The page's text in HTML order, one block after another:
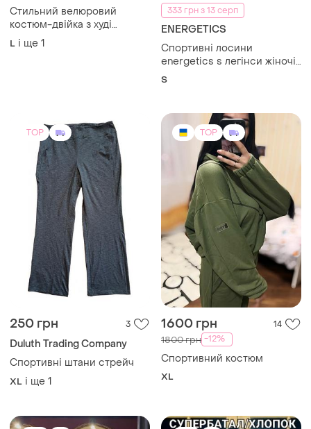
Стильний велюровий
костюм-двійка з худі
(глибокий сливово-
фіолетовий колір)
L і ще 1
333 грн з 13 серп
ENERGETICS
Спортивні лосини
energetics s легінси жіночі
для фітнесу залу бігу
оригінал dryplus тайтси
S
TOP
250 грн 3
Duluth Trading Company
Спортивні штани стрейч
XL і ще 1
TOP
1600 грн 14
1800 грн -12%
Спортивний костюм
XL